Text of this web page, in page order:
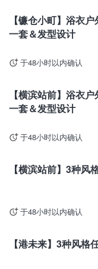
【镰仓小町】浴衣
一套＆发型设计
于48小时以内确认
【横滨站前】浴衣
一套＆发型设计
于48小时以内确认
【横滨站前】3种
于48小时以内确认
【港未来】3种风